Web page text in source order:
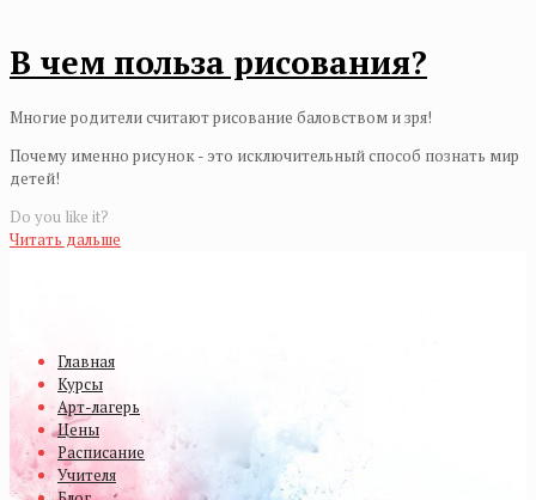
В чем польза рисования?
Многие родители считают рисование баловством и зря!
Почему именно рисунок - это исключительный способ познать мир
детей!
Do you like it?
Читать дальше
Главная
Курсы
Арт-лагерь
Цены
Расписание
Учителя